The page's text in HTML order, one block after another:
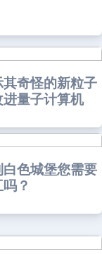
奇怪的新粒子
量子计算机
色城堡您需要
？